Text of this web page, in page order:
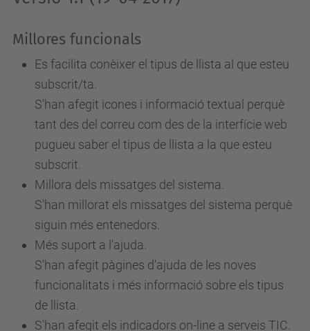
Millores funcionals
Es facilita conèixer el tipus de llista al que esteu
subscrit/ta.
S'han afegit icones i informació textual perquè
tant des del correu com des de la interfície web
pugueu saber el tipus de llista a la que esteu
subscrit.
Millora dels missatges del sistema.
S'han millorat els missatges del sistema perquè
siguin més entenedors.
Més suport a l'ajuda.
S'han afegit pàgines d'ajuda de les noves
funcionalitats i més informació sobre els tipus
de llista.
S'han afegit els indicadors on-line a serveis TIC.